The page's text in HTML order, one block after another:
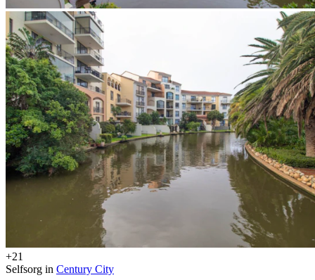
+21
Selfsorg in Century City